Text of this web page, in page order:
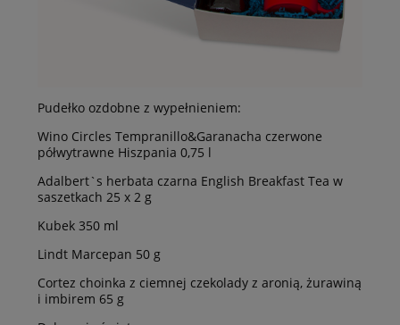
Pudełko ozdobne z wypełnieniem:
Wino Circles Tempranillo&Garanacha czerwone
półwytrawne Hiszpania 0,75 l
Adalbert`s herbata czarna English Breakfast Tea w
saszetkach 25 x 2 g
Kubek 350 ml
Lindt Marcepan 50 g
Cortez choinka z ciemnej czekolady z aronią, żurawiną
i imbirem 65 g